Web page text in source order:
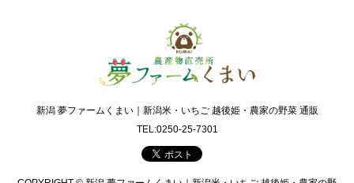
新潟 夢ファームくまい｜新潟米・いちご 越後姫・農家の野菜 通販
TEL:0250-25-7301